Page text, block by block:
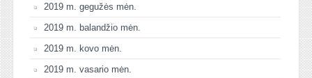
2019 m. gegužės mėn.
2019 m. balandžio mėn.
2019 m. kovo mėn.
2019 m. vasario mėn.